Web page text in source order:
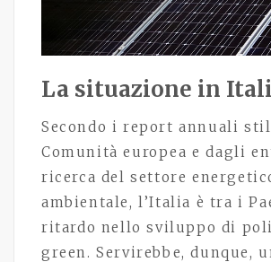
La situazione in
Secondo i report annuali
Comunità europea e dagli
ricerca del settore
ambientale, l’Italia è tra i
ritardo nello sviluppo di
green. Servirebbe, dunque,